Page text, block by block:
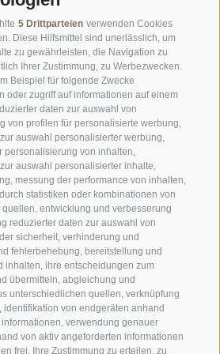
5 Drittparteien verwenden Cookies
Diese Hilfsmittel sind unerlässlich, um
zu gewährleisten, die Navigation zu
Ihrer Zustimmung, zu Werbezwecken.
Beispiel für folgende Zwecke
oder zugriff auf informationen auf einem
daten zur auswahl von
von profilen für personalisierte werbung,
auswahl personalisierter werbung,
personalisierung von inhalten,
auswahl personalisierter inhalte,
messung der performance von inhalten,
statistiken oder kombinationen von
entwicklung und verbesserung
reduzierter daten zur auswahl von
sicherheit, verhinderung und
fehlerbehebung, bereitstellung und
inhalten, ihre entscheidungen zum
übermitteln, abgleichung und
unterschiedlichen quellen, verknüpfung
von endgeräten anhand
verwendung genauer
von aktiv angeforderten informationen
frei, Ihre Zustimmung zu erteilen, zu
©OpenStreetMapcontributors
STILFSERJOCH
IMPRESSUM | SITEMAP | COOKIE-RICHTLINIE